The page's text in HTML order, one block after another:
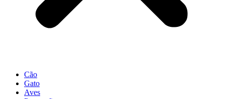
Cão
Gato
Aves